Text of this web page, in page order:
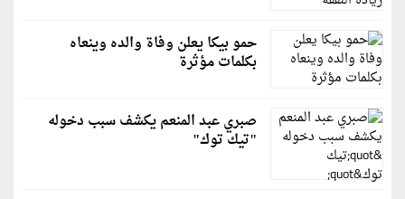
حمو بيكا يعلن وفاة والده وينعاه
بكلمات مؤثرة
صبري عبد المنعم يكشف سبب دخوله
"تيك توك"